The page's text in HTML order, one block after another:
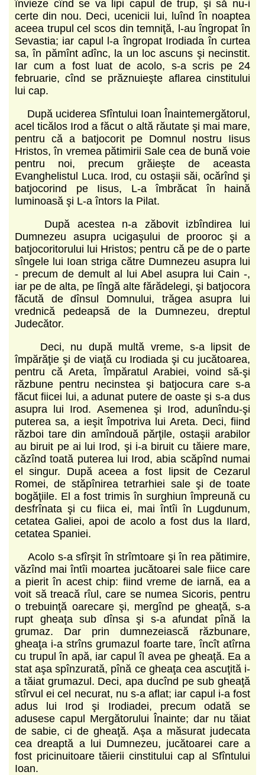
învieze cînd se va lipi capul de trup, şi să nu-i
certe din nou. Deci, ucenicii lui, luînd în noaptea
aceea trupul cel scos din temniţă, l-au îngropat în
Sevastia; iar capul l-a îngropat Irodiada în curtea
sa, în pămînt adînc, la un loc ascuns şi necinstit.
Iar cum a fost luat de acolo, s-a scris pe 24
februarie, cînd se prăznuieşte aflarea cinstitului
lui cap.
După uciderea Sfîntului Ioan Înaintemergătorul,
acel ticălos Irod a făcut o altă răutate şi mai mare,
pentru că a batjocorit pe Domnul nostru Iisus
Hristos, în vremea pătimirii Sale cea de bună voie
pentru noi, precum grăieşte de aceasta
Evanghelistul Luca. Irod, cu ostaşii săi, ocărînd şi
batjocorind pe Iisus, L-a îmbrăcat în haină
luminoasă şi L-a întors la Pilat.
După acestea n-a zăbovit izbîndirea lui
Dumnezeu asupra ucigaşului de prooroc şi a
batjocoritorului lui Hristos; pentru că pe de o parte
sîngele lui Ioan striga către Dumnezeu asupra lui
- precum de demult al lui Abel asupra lui Cain -,
iar pe de alta, pe lîngă alte fărădelegi, şi batjocora
făcută de dînsul Domnului, trăgea asupra lui
vrednică pedeapsă de la Dumnezeu, dreptul
Judecător.
Deci, nu după multă vreme, s-a lipsit de
împărăţie şi de viaţă cu Irodiada şi cu jucătoarea,
pentru că Areta, împăratul Arabiei, voind să-şi
răzbune pentru necinstea şi batjocura care s-a
făcut fiicei lui, a adunat putere de oaste şi s-a dus
asupra lui Irod. Asemenea şi Irod, adunîndu-şi
puterea sa, a ieşit împotriva lui Areta. Deci, fiind
război tare din amîndouă părţile, ostaşii arabilor
au biruit pe ai lui Irod, şi i-a biruit cu tăiere mare,
căzînd toată puterea lui Irod, abia scăpînd numai
el singur. După aceea a fost lipsit de Cezarul
Romei, de stăpînirea tetrarhiei sale şi de toate
bogăţiile. El a fost trimis în surghiun împreună cu
desfrînata şi cu fiica ei, mai întîi în Lugdunum,
cetatea Galiei, apoi de acolo a fost dus la Ilard,
cetatea Spaniei.
Acolo s-a sfîrşit în strîmtoare şi în rea pătimire,
văzînd mai întîi moartea jucătoarei sale fiice care
a pierit în acest chip: fiind vreme de iarnă, ea a
voit să treacă rîul, care se numea Sicoris, pentru
o trebuinţă oarecare şi, mergînd pe gheaţă, s-a
rupt gheaţa sub dînsa şi s-a afundat pînă la
grumaz. Dar prin dumnezeiască răzbunare,
gheaţa i-a strîns grumazul foarte tare, încît atîrna
cu trupul în apă, iar capul îl avea pe gheaţă. Ea a
stat aşa spînzurată, pînă ce gheaţa cea ascuţită i-
a tăiat grumazul. Deci, apa ducînd pe sub gheaţă
stîrvul ei cel necurat, nu s-a aflat; iar capul i-a fost
adus lui Irod şi Irodiadei, precum odată se
adusese capul Mergătorului Înainte; dar nu tăiat
de sabie, ci de gheaţă. Aşa a măsurat judecata
cea dreaptă a lui Dumnezeu, jucătoarei care a
fost pricinuitoare tăierii cinstitului cap al Sfîntului
Ioan.